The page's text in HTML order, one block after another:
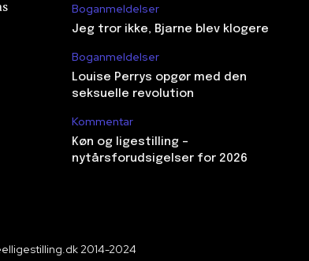
Boganmeldelser
Jeg tror ikke, Bjarne blev klogere
Boganmeldelser
Louise Perrys opgør med den
seksuelle revolution
Kommentar
Køn og ligestilling –
nytårsforudsigelser for 2026
2014-2024